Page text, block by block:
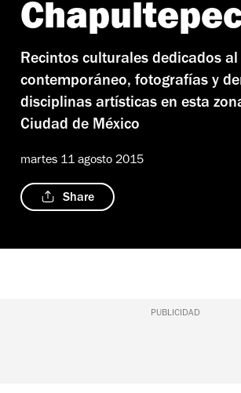
Recintos culturales dedicados
contemporáneo, fotografías y
disciplinas artísticas en esta
Ciudad de México
martes 11 agosto 2015
Share
PUBLICIDAD